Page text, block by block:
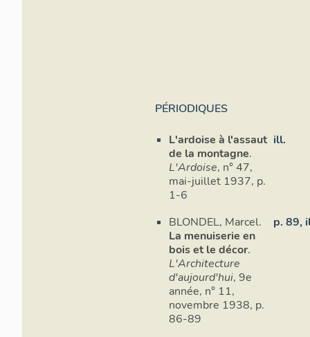
PÉRIODIQUES
L'ardoise à l'assaut
de la montagne.
L'Ardoise, n° 47,
mai-juillet 1937, p.
1-6
ill.
BLONDEL, Marcel.
La menuiserie en
bois et le décor.
L'Architecture
d'aujourd'hui, 9e
année, n° 11,
novembre 1938, p.
86-89
p. 89,